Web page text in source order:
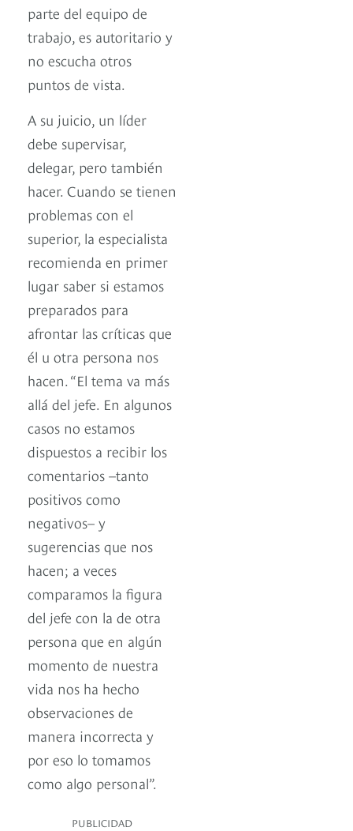
parte del equipo de
trabajo, es autoritario y
no escucha otros
puntos de vista.
A su juicio, un líder
debe supervisar,
delegar, pero también
hacer. Cuando se tienen
problemas con el
superior, la especialista
recomienda en primer
lugar saber si estamos
preparados para
afrontar las críticas que
él u otra persona nos
hacen. “El tema va más
allá del jefe. En algunos
casos no estamos
dispuestos a recibir los
comentarios –tanto
positivos como
negativos– y
sugerencias que nos
hacen; a veces
comparamos la figura
del jefe con la de otra
persona que en algún
momento de nuestra
vida nos ha hecho
observaciones de
manera incorrecta y
por eso lo tomamos
como algo personal”.
PUBLICIDAD